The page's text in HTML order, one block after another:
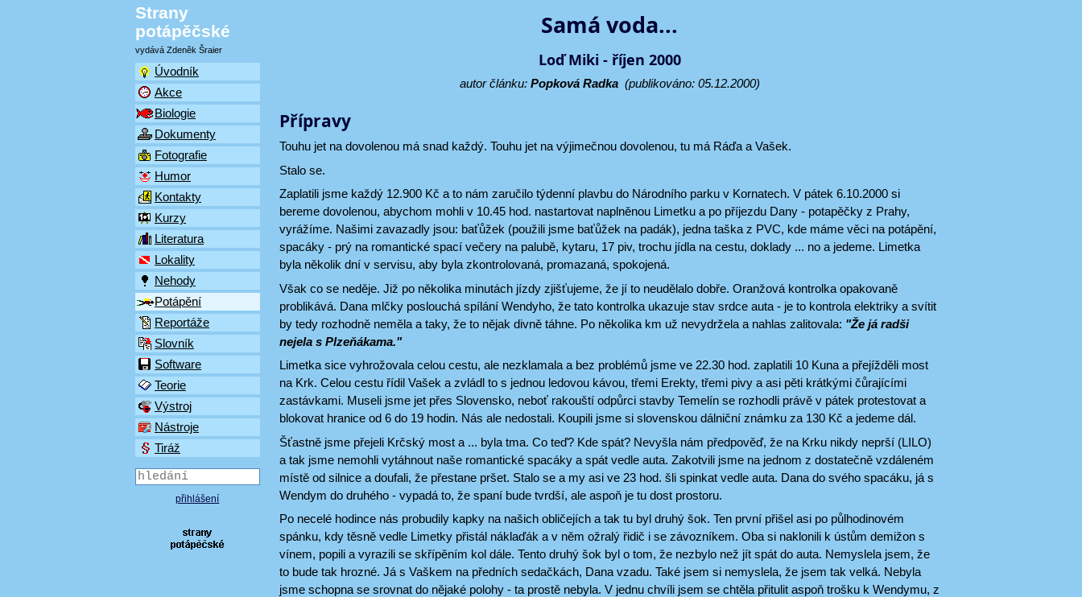
Strany
potápěčské
vydává Zdeněk Šraier
Úvodník
Akce
Biologie
Dokumenty
Fotografie
Humor
Kontakty
Kurzy
Literatura
Lokality
Nehody
Potápění
Reportáže
Slovník
Software
Teorie
Výstroj
Nástroje
Tiráž
přihlášení
Samá voda...
Loď Miki - říjen 2000
autor článku: Popková Radka(publikováno: 05.12.2000)
Přípravy
Touhu jet na dovolenou má snad každý. Touhu jet na výjimečnou dovolenou, tu má Ráďa a Vašek.
Stalo se.
Zaplatili jsme každý 12.900 Kč a to nám zaručilo týdenní plavbu do Národního parku v Kornatech. V pátek 6.10.2000 si
bereme dovolenou, abychom mohli v 10.45 hod. nastartovat naplněnou Limetku a po příjezdu Dany - potapěčky z Prahy,
vyrážíme. Našimi zavazadly jsou: baťůžek (použili jsme baťůžek na padák), jedna taška z PVC, kde máme věci na potápění,
spacáky - prý na romantické spací večery na palubě, kytaru, 17 piv, trochu jídla na cestu, doklady ... no a jedeme. Limetka
byla několik dní v servisu, aby byla zkontrolovaná, promazaná, spokojená.
Však co se neděje. Již po několika minutách jízdy zjišťujeme, že jí to neudělalo dobře. Oranžová kontrolka opakovaně
problikává. Dana mlčky poslouchá spílání Wendyho, že tato kontrolka ukazuje stav srdce auta - je to kontrola elektriky a svítit
by tedy rozhodně neměla a taky, že to nějak divně táhne. Po několika km už nevydržela a nahlas zalitovala: "Že já radši
nejela s Plzeňákama."
Limetka sice vyhrožovala celou cestu, ale nezklamala a bez problémů jsme ve 22.30 hod. zaplatili 10 Kuna a přejížděli most
na Krk. Celou cestu řídil Vašek a zvládl to s jednou ledovou kávou, třemi Erekty, třemi pivy a asi pěti krátkými čůrajícími
zastávkami. Museli jsme jet přes Slovensko, neboť rakouští odpůrci stavby Temelín se rozhodli právě v pátek protestovat a
blokovat hranice od 6 do 19 hodin. Nás ale nedostali. Koupili jsme si slovenskou dálniční známku za 130 Kč a jedeme dál.
Šťastně jsme přejeli Krčský most a ... byla tma. Co teď? Kde spát? Nevyšla nám předpověď, že na Krku nikdy neprší (LILO)
a tak jsme nemohli vytáhnout naše romantické spacáky a spát vedle auta. Zakotvili jsme na jednom z dostatečně vzdáleném
místě od silnice a doufali, že přestane pršet. Stalo se a my asi ve 23 hod. šli spinkat vedle auta. Dana do svého spacáku, já s
Wendym do druhého - vypadá to, že spaní bude tvrdší, ale aspoň je tu dost prostoru.
Po necelé hodince nás probudily kapky na našich obličejích a tak tu byl druhý šok. Ten první přišel asi po půlhodinovém
spánku, kdy těsně vedle Limetky přistál náklaďák a v něm ožralý řidič i se závozníkem. Oba si naklonili k ústům demižon s
vínem, popili a vyrazili se skřípěním kol dále. Tento druhý šok byl o tom, že nezbylo než jít spát do auta. Nemyslela jsem, že
to bude tak hrozné. Já s Vaškem na předních sedačkách, Dana vzadu. Také jsem si nemyslela, že jsem tak velká. Nebyla
jsme schopna se srovnat do nějaké polohy - ta prostě nebyla. V jednu chvíli jsem se chtěla přitulit aspoň trošku k Wendymu, z